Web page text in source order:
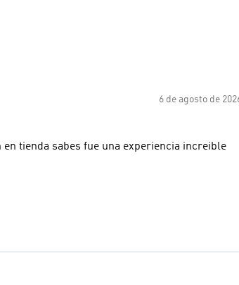
6 de agosto de
en tienda sabes fue una experiencia increible